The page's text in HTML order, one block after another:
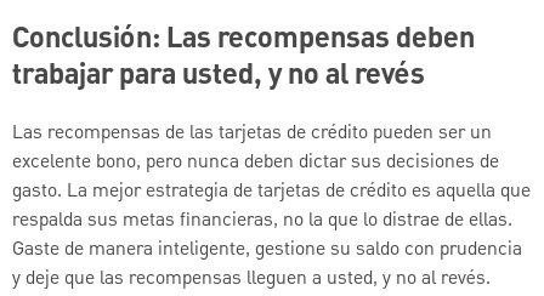
Conclusión: Las recompensas deben
trabajar para usted, y no al revés
Las recompensas de las tarjetas de crédito pueden ser un
excelente bono, pero nunca deben dictar sus decisiones de
gasto. La mejor estrategia de tarjetas de crédito es aquella que
respalda sus metas financieras, no la que lo distrae de ellas.
Gaste de manera inteligente, gestione su saldo con prudencia
y deje que las recompensas lleguen a usted, y no al revés.